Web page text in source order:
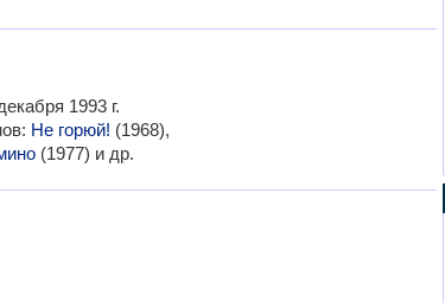
1993 г.
Не горюй! (1968),
(1977) и др.